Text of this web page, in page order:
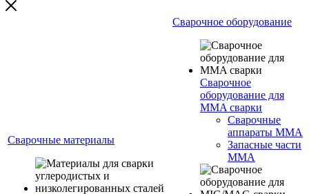
Сварочные материалы
Сварочное оборудование
Сварочное
оборудование для
MMA сварки
Сварочные
аппараты MMA
Запасные части
MMA